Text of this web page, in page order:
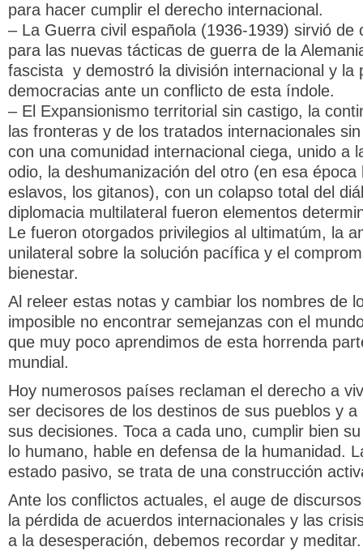
para hacer cumplir el derecho internacional.
– La Guerra civil española (1936-1939) sirvió de
para las nuevas tácticas de guerra de la
fascista y demostró la división internacional y la
democracias ante un conflicto de esta índole.
– El Expansionismo territorial sin castigo, la
las fronteras y de los tratados internacionales
con una comunidad internacional ciega, unido a
odio, la deshumanización del otro (en esa época
eslavos, los gitanos), con un colapso total del
diplomacia multilateral fueron elementos
Le fueron otorgados privilegios al ultimatúm, la
unilateral sobre la solución pacífica y el
bienestar.
Al releer estas notas y cambiar los nombres de
imposible no encontrar semejanzas con el
que muy poco aprendimos de esta horrenda
mundial.
Hoy numerosos países reclaman el derecho a
ser decisores de los destinos de sus pueblos y a
sus decisiones. Toca a cada uno, cumplir bien
lo humano, hable en defensa de la humanidad.
estado pasivo, se trata de una construcción
Ante los conflictos actuales, el auge de
la pérdida de acuerdos internacionales y las
a la desesperación, debemos recordar y